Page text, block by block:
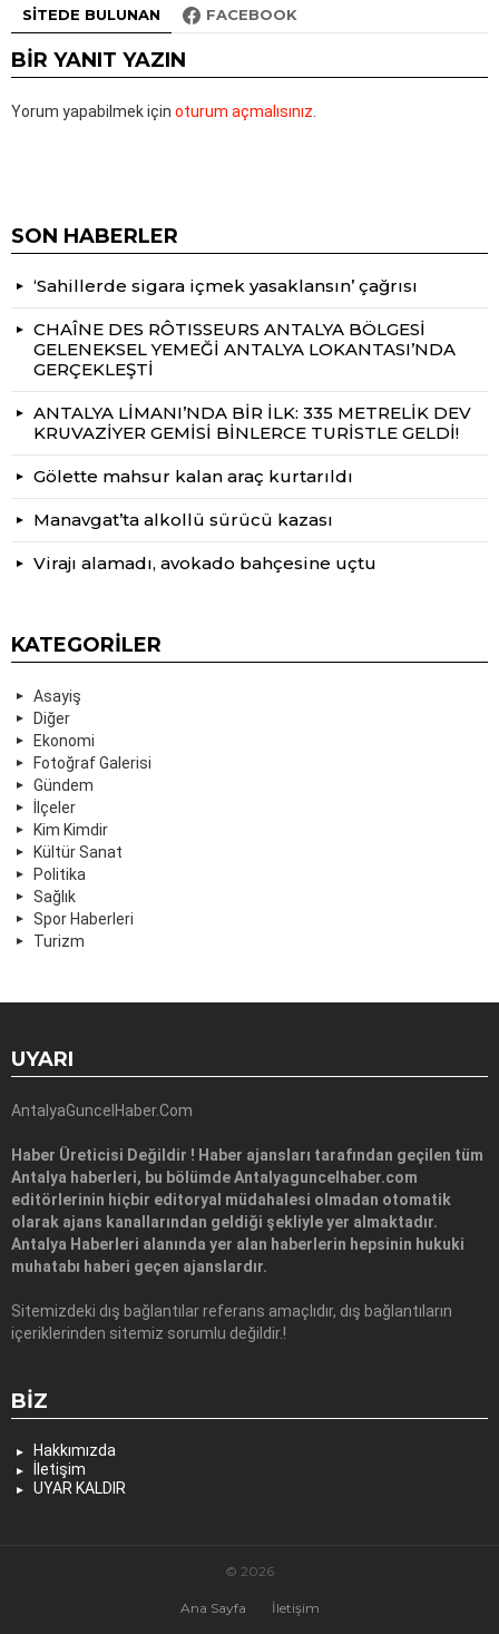
SITEDE BULUNAN FACEBOOK
BIR YANIT YAZIN
Yorum yapabilmek için oturum açmalısınız
SON HABERLER
‘Sahillerde sigara içmek yasaklansın’ çağrısı
CHAÎNE DES RÔTISSEURS ANTALYA BÖLGESİ
GELENEKSEL YEMEĞİ ANTALYA LOKANTASI’NDA
GERÇEKLEŞTİ
ANTALYA LİMANI’NDA BİR İLK: 335 METRELİK DEV
KRUVAZİYER GEMİSİ BİNLERCE TURİSTLE GELDİ!
Gölette mahsur kalan araç kurtarıldı
Manavgat’ta alkollü sürücü kazası
Virajı alamadı, avokado bahçesine uçtu
KATEGORILER
Asayiş
Diğer
Ekonomi
Fotoğraf Galerisi
Gündem
İlçeler
Kim Kimdir
Kültür Sanat
Politika
Sağlık
Spor Haberleri
Turizm
UYARI
AntalyaGuncelHaber.Com
Haber Üreticisi Değildir ! Haber ajansları tarafından geçilen tüm
Antalya haberleri, bu bölümde Antalyaguncelhaber.com
editörlerinin hiçbir editoryal müdahalesi olmadan otomatik
olarak ajans kanallarından geldiği şekliyle yer almaktadır.
Antalya Haberleri alanında yer alan haberlerin hepsinin hukuki
muhatabı haberi geçen ajanslardır.
Sitemizdeki dış bağlantılar referans amaçlıdır, dış bağlantıların
içeriklerinden sitemiz sorumlu değildir.!
BIZ
Hakkımızda
İletişim
UYAR KALDIR
© 2026
Ana Sayfa İletişim